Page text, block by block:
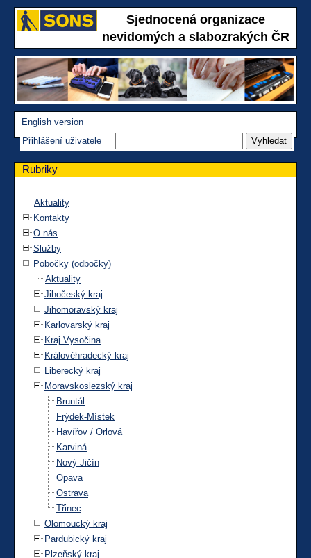
Sjednocená organizace
nevidomých a slabozrakých ČR
English version
Přihlášení uživatele
Rubriky
Aktuality
Kontakty
O nás
Služby
Pobočky (odbočky)
Aktuality
Jihočeský kraj
Jihomoravský kraj
Karlovarský kraj
Kraj Vysočina
Královéhradecký kraj
Liberecký kraj
Moravskoslezský kraj
Bruntál
Frýdek-Místek
Havířov / Orlová
Karviná
Nový Jičín
Opava
Ostrava
Třinec
Olomoucký kraj
Pardubický kraj
Plzeňský kraj